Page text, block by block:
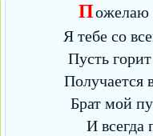
Пожелаю
Я тебе со
Пусть
Получается
Брат мой
И всегда